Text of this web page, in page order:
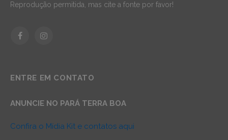
Reprodução permitida, mas cite a fonte por favor!
FacebookInstagram
ENTRE EM CONTATO
ANUNCIE NO PARÁ TERRA BOA
Confira o Mídia Kit e contatos aqui